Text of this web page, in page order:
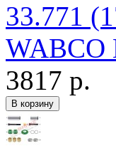
33.771
3817 р.